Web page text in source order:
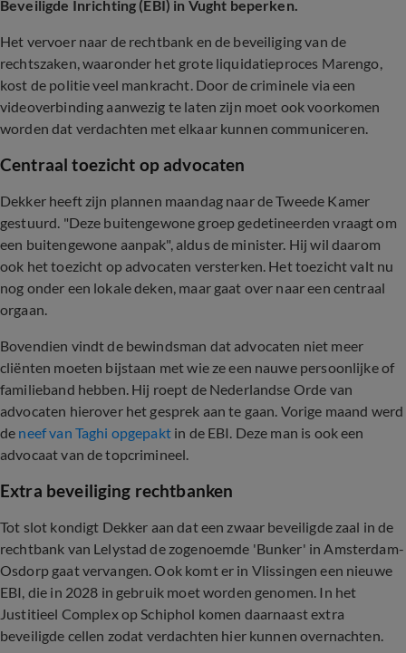
Beveiligde Inrichting (EBI) in Vught beperken.
Het vervoer naar de rechtbank en de beveiliging van de
rechtszaken, waaronder het grote liquidatieproces Marengo,
kost de politie veel mankracht. Door de criminele via een
videoverbinding aanwezig te laten zijn moet ook voorkomen
worden dat verdachten met elkaar kunnen communiceren.
Centraal toezicht op advocaten
Dekker heeft zijn plannen maandag naar de Tweede Kamer
gestuurd. "Deze buitengewone groep gedetineerden vraagt om
een buitengewone aanpak", aldus de minister. Hij wil daarom
ook het toezicht op advocaten versterken. Het toezicht valt nu
nog onder een lokale deken, maar gaat over naar een centraal
orgaan.
Bovendien vindt de bewindsman dat advocaten niet meer
cliënten moeten bijstaan met wie ze een nauwe persoonlijke of
familieband hebben. Hij roept de Nederlandse Orde van
advocaten hierover het gesprek aan te gaan. Vorige maand werd
de neef van Taghi opgepaktin de EBI. Deze man is ook een
advocaat van de topcrimineel.
Extra beveiliging rechtbanken
Tot slot kondigt Dekker aan dat een zwaar beveiligde zaal in de
rechtbank van Lelystad de zogenoemde 'Bunker' in Amsterdam-
Osdorp gaat vervangen. Ook komt er in Vlissingen een nieuwe
EBI, die in 2028 in gebruik moet worden genomen. In het
Justitieel Complex op Schiphol komen daarnaast extra
beveiligde cellen zodat verdachten hier kunnen overnachten.